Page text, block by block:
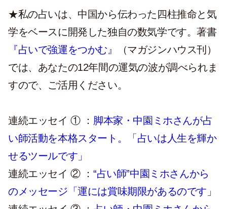
★私の占いは、中国から伝わった四柱推命と気
学をベースに開発した独自の数気学です。著書
『占いで強運をつかむ』
（マガジンハウス刊）
では、あなたの12年間の運気の波が調べられま
すので、ご活用ください。
連続エッセイ ① ： 脚本家・中園ミホさんが占
い師活動を本格スタート。「占いは人生を輝か
せるツールです」
連続エッセイ ② ：“占い師”中園ミホさんから
のメッセージ「運には賞味期限があるのです」